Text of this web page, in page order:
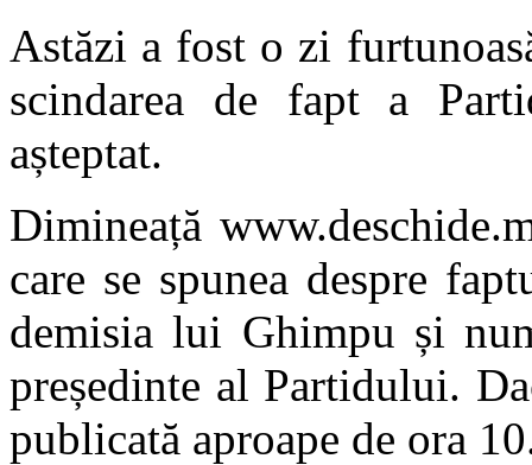
Astăzi a fost o zi
scindarea de fapt a
așteptat.
Dimineață
care se spunea despre
demisia lui Ghimpu și
președinte al Partidului.
publicată aproape de ora